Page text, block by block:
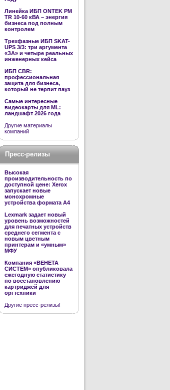
Линейка ИБП ONTEK PM
TR 10-60 кВА – энергия
бизнеса под полным
контролем
Трехфазные ИБП SKAT-
UPS 3/3: три аргумента
«ЗА» и четыре реальных
инженерных кейса
ИБП CBR:
профессиональная
защита для бизнеса,
который не терпит пауз
Самые интересные
видеокарты для ML:
ландшафт 2026 года
Другие материалы
компаний
Пресс-релизы
Высокая
производительность по
доступной цене: Xerox
запускает новые
монохромные
устройства формата А4
Lexmark задает новый
уровень возможностей
для печатных устройств
среднего сегмента с
новым цветным
принтерам и «умным»
МФУ
Компания «ВЕНЕТА
СИСТЕМ» опубликовала
ежегодную статистику
по восстановлению
картриджей для
оргтехники
Другие пресс-релизы!